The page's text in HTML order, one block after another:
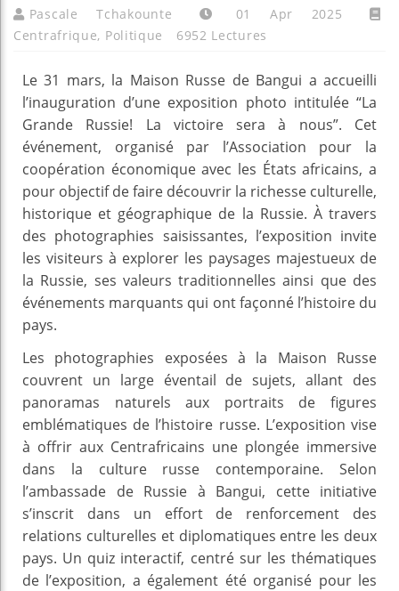
Pascale Tchakounte
01 Apr 2025
Centrafrique, Politique 6952 Lectures
Le 31 mars, la Maison Russe de Bangui a accueilli
l’inauguration d’une exposition photo intitulée “La
Grande Russie! La victoire sera à nous”. Cet
événement, organisé par l’Association pour la
coopération économique avec les États africains, a
pour objectif de faire découvrir la richesse culturelle,
historique et géographique de la Russie. À travers
des photographies saisissantes, l’exposition invite
les visiteurs à explorer les paysages majestueux de
la Russie, ses valeurs traditionnelles ainsi que des
événements marquants qui ont façonné l’histoire du
pays.
Les photographies exposées à la Maison Russe
couvrent un large éventail de sujets, allant des
panoramas naturels aux portraits de figures
emblématiques de l’histoire russe. L’exposition vise
à offrir aux Centrafricains une plongée immersive
dans la culture russe contemporaine. Selon
l’ambassade de Russie à Bangui, cette initiative
s’inscrit dans un effort de renforcement des
relations culturelles et diplomatiques entre les deux
pays. Un quiz interactif, centré sur les thématiques
de l’exposition, a également été organisé pour les